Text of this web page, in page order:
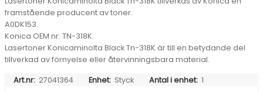
framstående producent av toner.
A0DK153.
Konica OEM nr: TN-318K.
Lasertoner Konicaminolta Black Tn-318K är till en betydande del
tillverkad av förnyelse eller återvinningsbara material.
Art.nr: 27041364 Enhet: Styck Antal i enhet: 1